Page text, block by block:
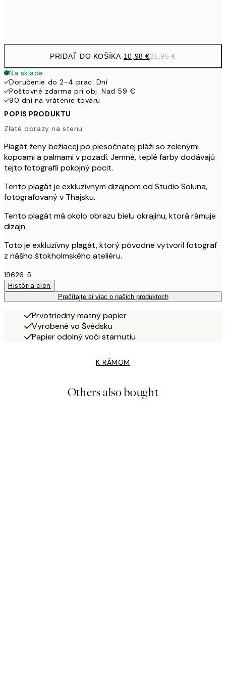
PRIDAŤ DO KOŠÍKA-10,98 €21,95 €
Na sklade
Doručenie do 2-4 prac. Dní
Poštovné zdarma pri obj. Nad 59 €
90 dní na vrátenie tovaru
POPIS PRODUKTU
Zlaté obrazy na stenu
Plagát ženy bežiacej po piesočnatej pláži so zelenými
kopcami a palmami v pozadí. Jemné, teplé farby dodávajú
tejto fotografii pokojný pocit.
Tento plagát je exkluzívnym dizajnom od Studio Soluna,
fotografovaný v Thajsku.
Tento plagát má okolo obrazu bielu okrajinu, ktorá rámuje
dizajn.
Toto je exkluzívny plagát, ktorý pôvodne vytvoril fotograf
z nášho štokholmského ateliéru.
19626-5
História cien
Prečítajte si viac o našich produktoch
Prvotriedny matný papier
Vyrobené vo Švédsku
Papier odolný voči starnutiu
K RÁMOM
Others also bought